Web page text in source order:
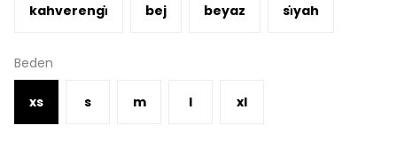
kahverengi̇ bej beyaz si̇yah
Beden
xs s m l xl